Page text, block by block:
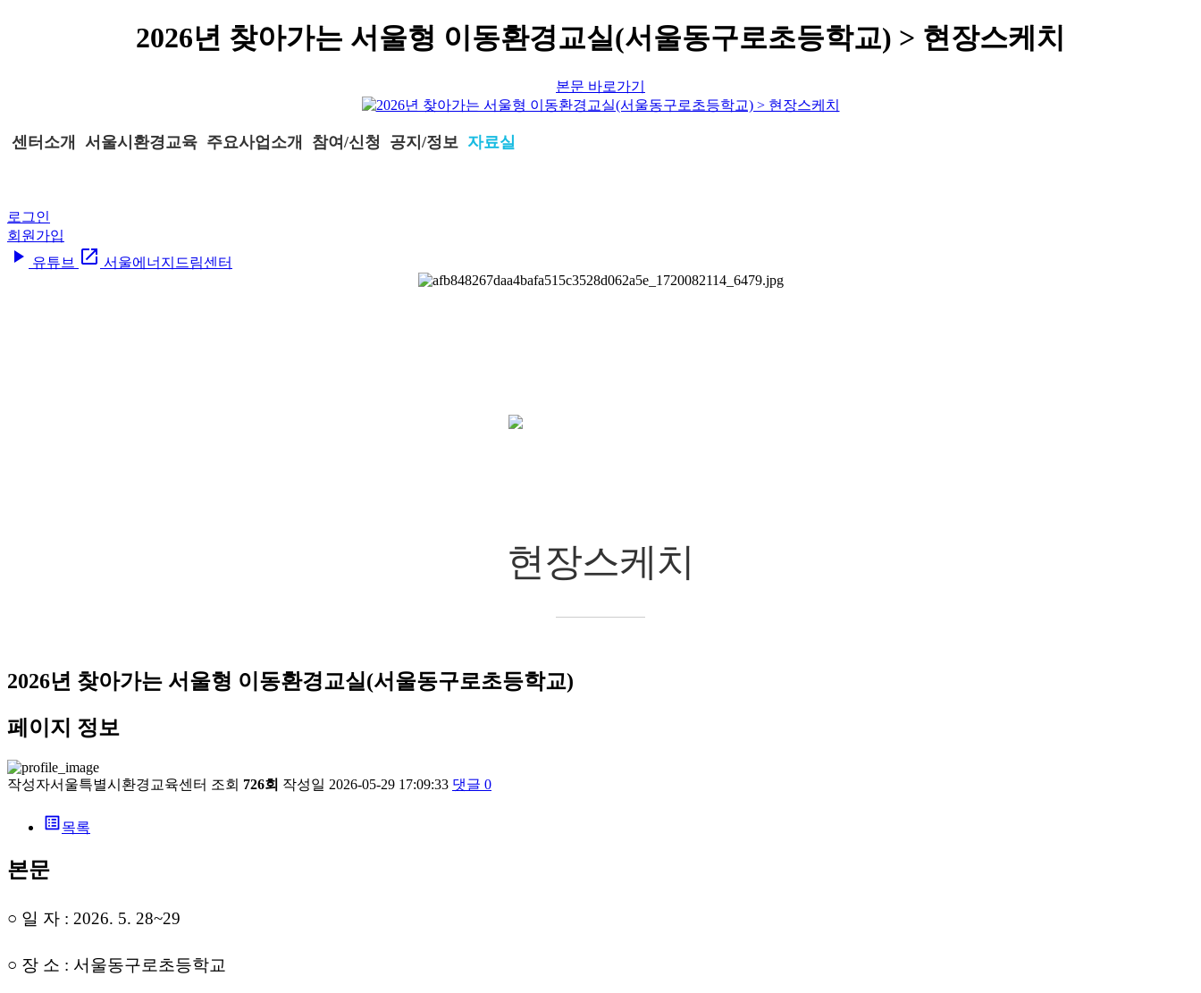
2026년 찾아가는 서울형 이동환경교실(서울동구로초등학교) > 현장스케치
본문 바로가기
센터소개 서울시환경교육 주요사업소개 참여/신청 공지/정보 자료실
로그인
회원가입
play_arrow 유튜브 open_in_new 서울에너지드림센터
현장스케치
2026년 찾아가는 서울형 이동환경교실(서울동구로초등학교)
페이지 정보
작성자서울특별시환경교육센터 조회 726회 작성일 2026-05-29 17:09:33 댓글 0
list_alt목록
본문
○ 일 자 : 2026. 5. 28~29
○ 장 소 : 서울동구로초등학교